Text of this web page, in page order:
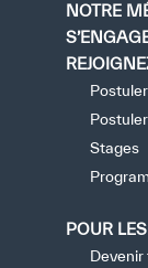
NOTRE
Stages
POUR